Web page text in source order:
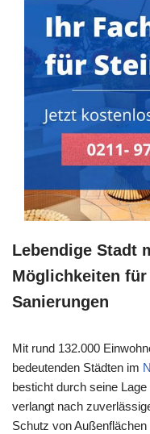
Lebendige Stadt
Möglichkeiten für
Sanierungen
Mit rund 132.000
bedeutenden Städten im
besticht durch seine
verlangt nach
Schutz von